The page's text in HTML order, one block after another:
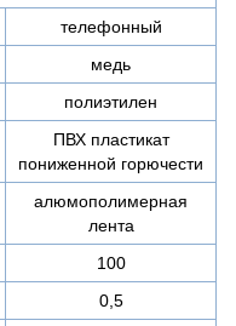
телефонный
медь
полиэтилен
ПВХ пластикат
пониженной горючести
алюмополимерная
лента
100
0,5